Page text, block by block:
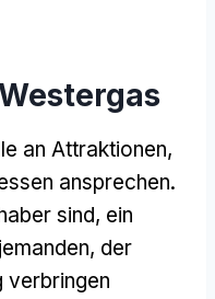
an Attraktionen,
ansprechen.
sind, ein
der
verbringen